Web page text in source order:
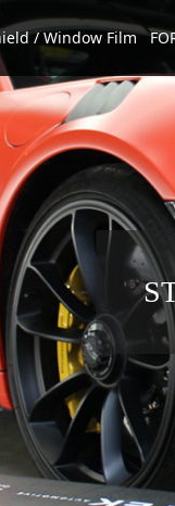
/ Window Film